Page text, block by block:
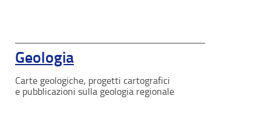
Geologia
Carte geologiche, progetti cartografici
e pubblicazioni sulla geologia regionale